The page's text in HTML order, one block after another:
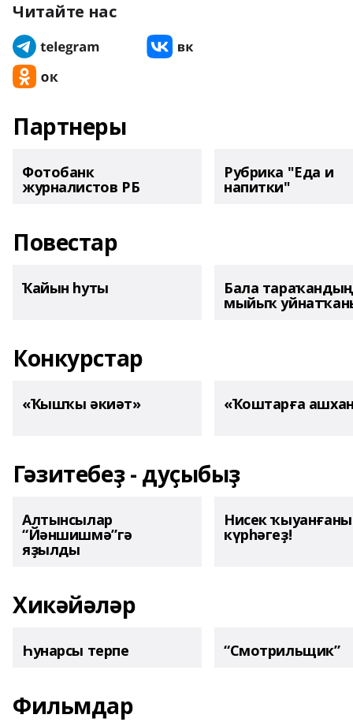
Читайте нас
Партнеры
Фотобанк
журналистов РБ
Рубрика "Еда и
напитки"
Повестар
Ҡайын һуты Бала тараҡандың
мыйыҡ
Конкурстар
«Ҡышҡы әкиәт» «Ҡоштарға
Гәзитебеҙ - дуҫыбыҙ
Алтынсылар
“Йәншишмә”гә
яҙылды
Нисек
күрһәгеҙ!
Хикәйәләр
Һунарсы терпе “Смотрильщик”
Фильмдар